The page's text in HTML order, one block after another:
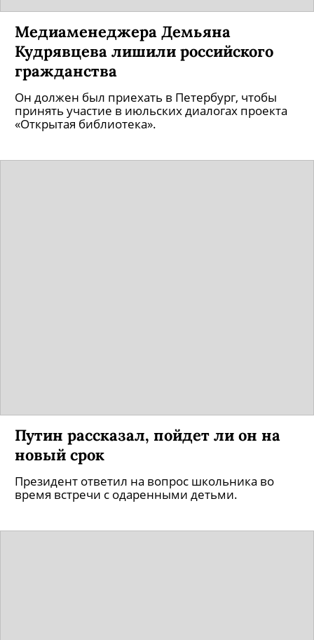
Медиаменеджера Демьяна
Кудрявцева лишили российского
гражданства
Он должен был приехать в Петербург, чтобы
принять участие в июльских диалогах проекта
«Открытая библиотека».
Путин рассказал, пойдет ли он на
новый срок
Президент ответил на вопрос школьника во
время встречи с одаренными детьми.